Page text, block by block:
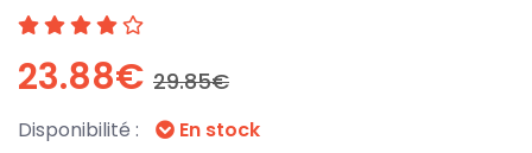
23.88€ 29.85€
Disponibilité : En stock